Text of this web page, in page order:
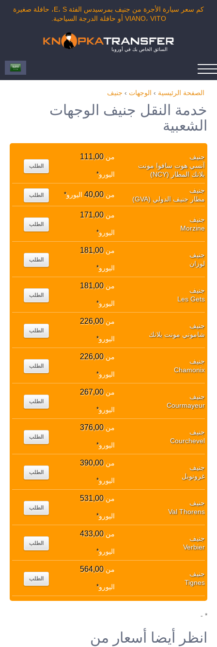
كم سعر سيارة الأجرة من جنيف بمرسيدس الفئة E، S، حافلة صغيرة
VIANO، VITO أو حافلة الدرجة السياحية.
السائق الخاص بك في أوروبا
الصفحة الرئيسية › الوجهات › جنيف
خدمة النقل جنيف الوجهات
الشعبية
جنيف
آنسي هوت سافوا مونت
بلانك المطار (NCY)
من111,00
اليورو*
الطلب
جنيف
مطار جنيف الدولي (GVA)
من40,00 اليورو* الطلب
جنيف
Morzine
من171,00
اليورو*
الطلب
جنيف
لوزان
من181,00
اليورو*
الطلب
جنيف
Les Gets
من181,00
اليورو*
الطلب
جنيف
شاموني مونت بلانك
من226,00
اليورو*
الطلب
جنيف
Chamonix
من226,00
اليورو*
الطلب
جنيف
Courmayeur
من267,00
اليورو*
الطلب
جنيف
Courchevel
من376,00
اليورو*
الطلب
جنيف
غرونوبل
من390,00
اليورو*
الطلب
جنيف
Val Thorens
من531,00
اليورو*
الطلب
جنيف
Verbier
من433,00
اليورو*
الطلب
جنيف
Tignes
من564,00
اليورو*
الطلب
* -
انظر أيضا أسعار من